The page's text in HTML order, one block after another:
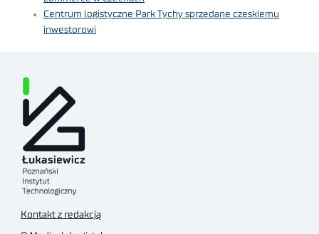
Centrum logistyczne Park Tychy sprzedane czeskiemu
inwestorowi
Kontakt z redakcją